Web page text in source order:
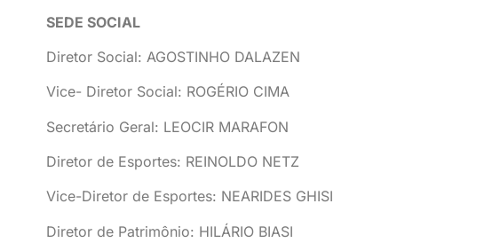
SEDE SOCIAL
Diretor Social: AGOSTINHO DALAZEN
Vice- Diretor Social: ROGÉRIO CIMA
Secretário Geral: LEOCIR MARAFON
Diretor de Esportes: REINOLDO NETZ
Vice-Diretor de Esportes: NEARIDES GHISI
Diretor de Patrimônio: HILÁRIO BIASI